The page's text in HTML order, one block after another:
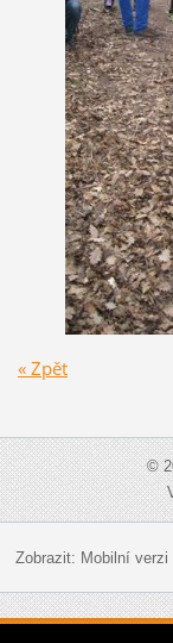
« Zpět
©
Zobrazit: Mobilní verzi